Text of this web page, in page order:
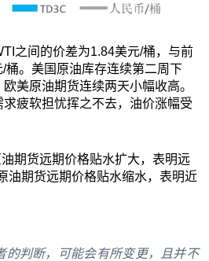
之间的价差为1.84美元/桶，与前
桶。美国原油库存连续第二周下
美原油期货连续两天小幅收高。
疲软担忧挥之不去，油价涨幅受
期货远期价格贴水扩大，表明远
油期货远期价格贴水缩水，表明近
的判断，可能会有所变更，且并不